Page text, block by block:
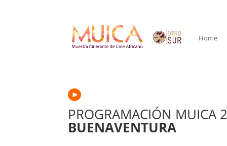
Home
PROGRAMACIÓN MUICA
BUENAVENTURA